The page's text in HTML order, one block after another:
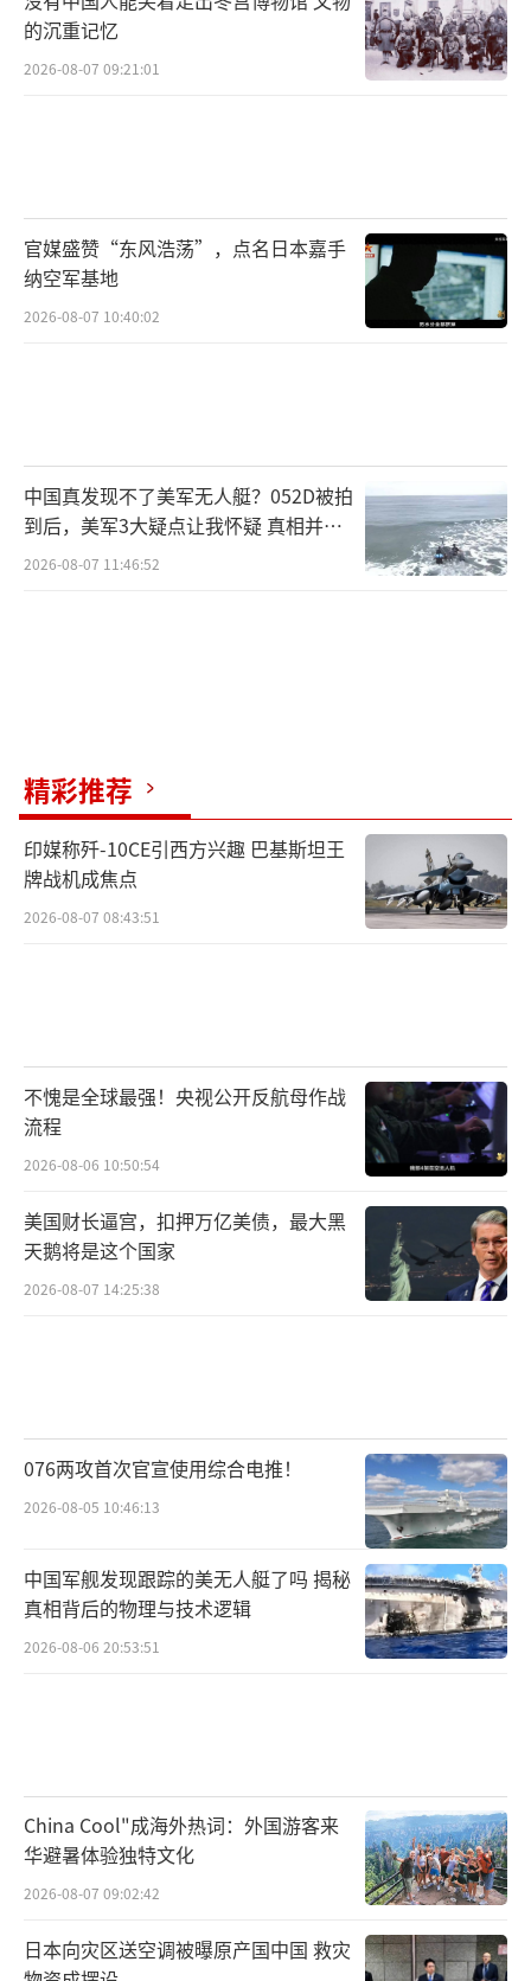
的沉重记忆
2026-08-07 09:21:01
官媒盛赞“东风浩荡”，点名日本嘉手
纳空军基地
2026-08-07 10:40:02
中国真发现不了美军无人艇？052D被拍
到后，美军3大疑点让我怀疑 真相并非
如此
2026-08-07 11:46:52
精彩推荐
印媒称歼-10CE引西方兴趣 巴基斯坦王
牌战机成焦点
2026-08-07 08:43:51
不愧是全球最强！央视公开反航母作战
流程
2026-08-06 10:50:54
美国财长逼宫，扣押万亿美债，最大黑
天鹅将是这个国家
2026-08-07 14:25:38
076两攻首次官宣使用综合电推！
2026-08-05 10:46:13
中国军舰发现跟踪的美无人艇了吗 揭秘
真相背后的物理与技术逻辑
2026-08-06 20:53:51
China Cool"成海外热词：外国游客来
华避暑体验独特文化
2026-08-07 09:02:42
日本向灾区送空调被曝原产国中国 救灾